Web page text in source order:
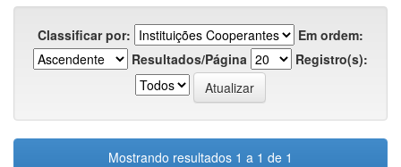
Classificar por:
Em ordem:
Resultados/Página
Registro(s):
Mostrando resultados 1 a 1 de 1